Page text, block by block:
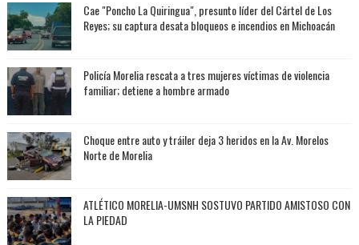
Cae "Poncho La Quiringua", presunto líder del Cártel de Los
Reyes; su captura desata bloqueos e incendios en Michoacán
Policía Morelia rescata a tres mujeres víctimas de violencia
familiar; detiene a hombre armado
Choque entre auto y tráiler deja 3 heridos en la Av. Morelos
Norte de Morelia
ATLÉTICO MORELIA-UMSNH SOSTUVO PARTIDO AMISTOSO CON
LA PIEDAD